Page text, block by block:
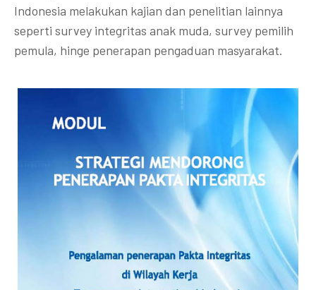
Indonesia melakukan kajian dan penelitian lainnya
seperti survey integritas anak muda, survey pemilih
pemula, hinge penerapan pengaduan masyarakat.